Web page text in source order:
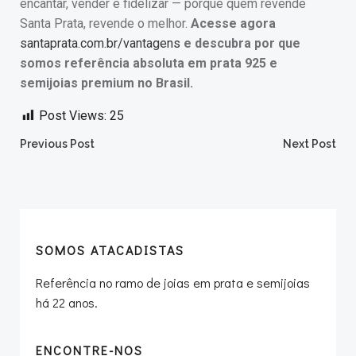
encantar, vender e fidelizar — porque quem revende
Santa Prata, revende o melhor. Acesse agora
santaprata.com.br/vantagens e descubra por que
somos referência absoluta em prata 925 e
semijoias premium no Brasil.
Post Views: 25
Post
Previous Post Next Post
SOMOS ATACADISTAS
Referência no ramo de joias em prata e semijoias
há 22 anos.
ENCONTRE-NOS